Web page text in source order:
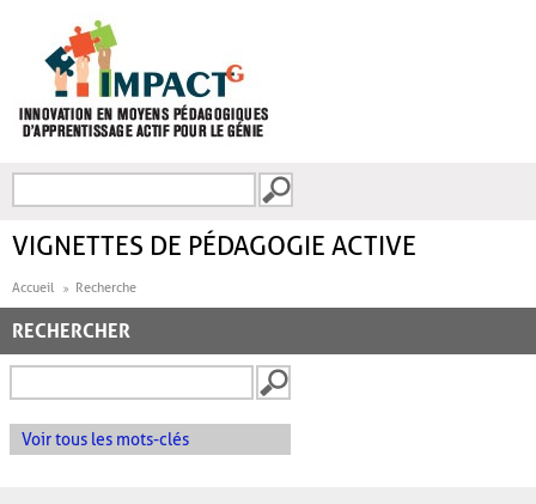
FORMULAIRE DE
VIGNETTES DE PÉDAGOGIE ACTIVE
Accueil Recherche
RECHERCHER
Voir tous les mots-clés